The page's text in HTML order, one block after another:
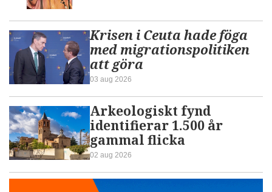
Krisen i Ceuta hade föga
med migrationspolitiken
att göra
03 aug 2026
Arkeologiskt fynd
identifierar 1.500 år
gammal flicka
02 aug 2026